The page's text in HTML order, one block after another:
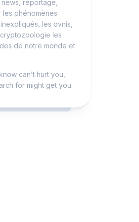
reportage,
les phénomènes
les ovnis,
les
de notre monde et
can’t hurt you,
for might get you.